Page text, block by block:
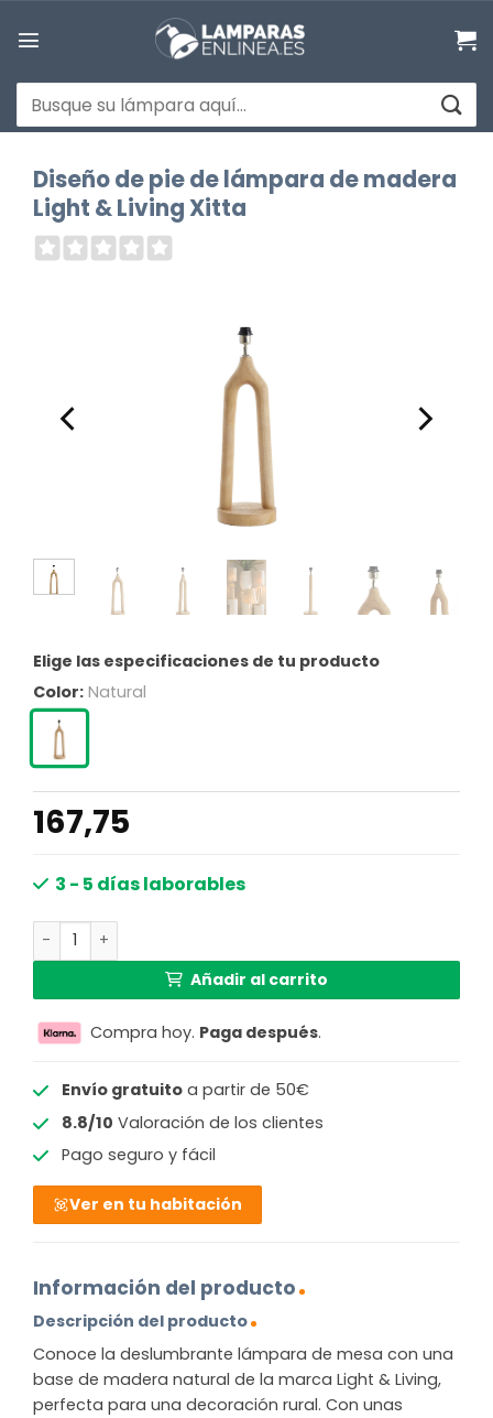
Buscar
por:
Diseño de pie de lámpara de madera
Light & Living Xitta
Elige las especificaciones de tu producto
Color: Natural
167,75
3 - 5 días laborables
Diseño de pie de lámpara de madera Light & Living Xitta
Añadir al carrito
Compra hoy. Paga después.
Envío gratuitoa partir de 50€
8.8/10 Valoración de los clientes
Pago seguro y fácil
Ver en tu habitación
Información del producto
Descripción del producto
Conoce la deslumbrante lámpara de mesa con una
base de madera natural de la marca Light & Living,
perfecta para una decoración rural. Con unas